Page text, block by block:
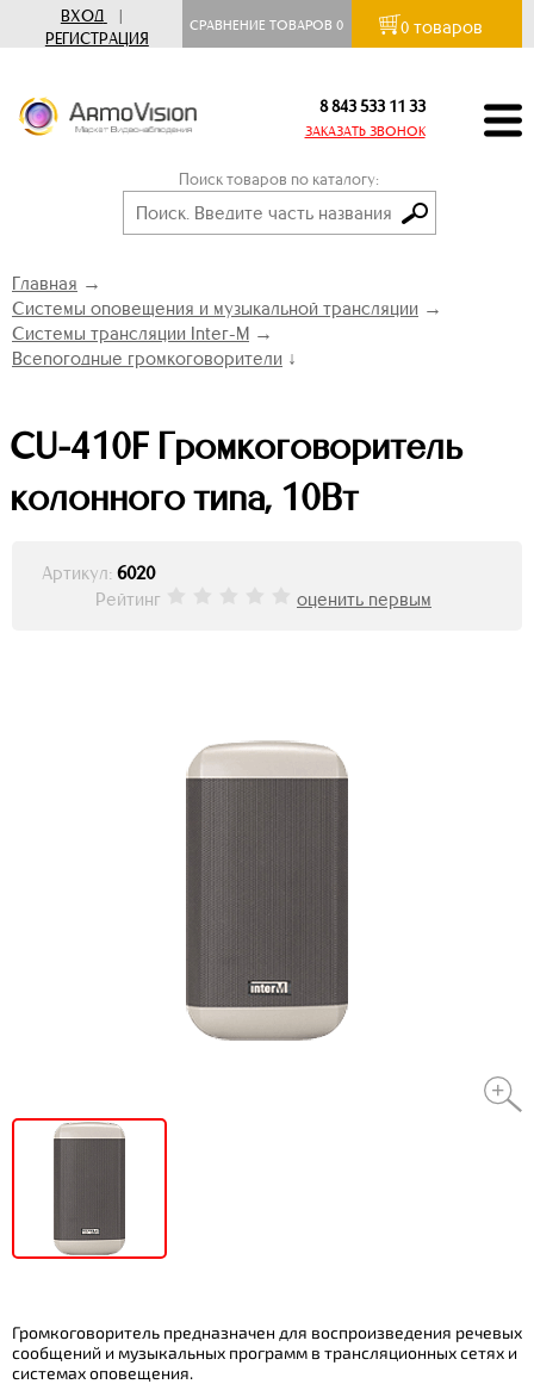
ВХОД
|
РЕГИСТРАЦИЯ
СРАВНЕНИЕ ТОВАРОВ0 0 товаров
8 843 533 11 33
ЗАКАЗАТЬ ЗВОНОК
Поиск товаров по каталогу:
Главная →
Системы оповещения и музыкальной трансляции →
Системы трансляции Inter-M →
Всепогодные громкоговорители ↓
CU-410F Громкоговоритель
колонного типа, 10Вт
Артикул: 6020
Рейтинг
оценить первым
Громкоговоритель предназначен для воспроизведения речевых
сообщений и музыкальных программ в трансляционных сетях и
системах оповещения.